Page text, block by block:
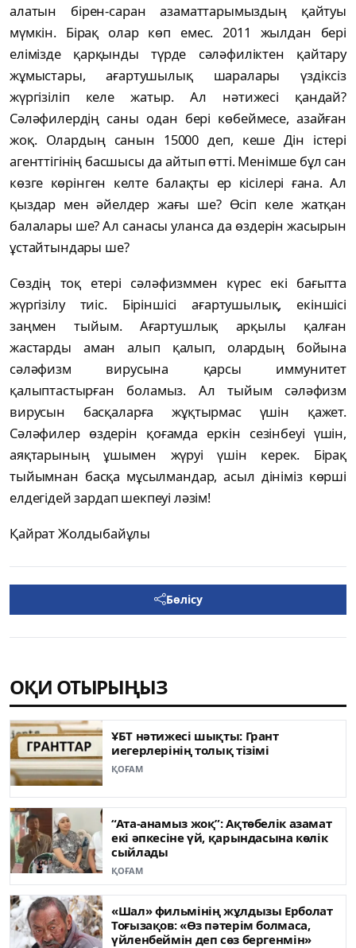
алатын бірен-саран азаматтарымыздың қайтуы
мүмкін. Бірақ олар көп емес. 2011 жылдан бері
елімізде қарқынды түрде сәләфиліктен қайтару
жұмыстары, ағартушылық шаралары үздіксіз
жүргізіліп келе жатыр. Ал нәтижесі қандай?
Сәләфилердің саны одан бері көбеймесе, азайған
жоқ. Олардың санын 15000 деп, кеше Дін істері
агенттігінің басшысы да айтып өтті. Менімше бұл сан
көзге көрінген келте балақты ер кісілері ғана. Ал
қыздар мен әйелдер жағы ше? Өсіп келе жатқан
балалары ше? Ал санасы уланса да өздерін жасырын
ұстайтындары ше?
Сөздің тоқ етері сәләфизммен күрес екі бағытта
жүргізілу тиіс. Біріншісі ағартушылық, екіншісі
заңмен тыйым. Ағартушлық арқылы қалған
жастарды аман алып қалып, олардың бойына
сәләфизм вирусына қарсы иммунитет
қалыптастырған боламыз. Ал тыйым сәләфизм
вирусын басқаларға жұқтырмас үшін қажет.
Сәләфилер өздерін қоғамда еркін сезінбеуі үшін,
аяқтарының ұшымен жүруі үшін керек. Бірақ
тыйымнан басқа мұсылмандар, асыл дініміз көрші
елдегідей зардап шекпеуі ләзім!
Қайрат Жолдыбайұлы
Бөлісу
ОҚИ ОТЫРЫҢЫЗ
ҰБТ нәтижесі шықты: Грант
иегерлерінің толық тізімі
ҚОҒАМ
“Ата-анамыз жоқ”: Ақтөбелік азамат
екі әпкесіне үй, қарындасына көлік
сыйлады
ҚОҒАМ
«Шал» фильмінің жұлдызы Ерболат
Тоғызақов: «Өз пәтерім болмаса,
үйленбеймін деп сөз бергенмін»